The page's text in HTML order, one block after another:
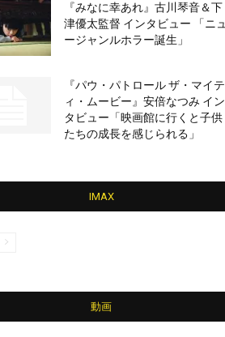
『みなに幸あれ』古川琴音＆下
津優太監督 インタビュー 「ニュ
ージャンルホラー誕生」
『パウ・パトロール ザ・マイテ
ィ・ムービー』安倍なつみ イン
タビュー「映画館に行くと子供
たちの成長を感じられる」
IMAX
動画